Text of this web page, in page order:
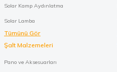
Solar Kamp Aydınlatma
Solar Lamba
Tümünü Gör
Şalt Malzemeleri
Pano ve Aksesuarları